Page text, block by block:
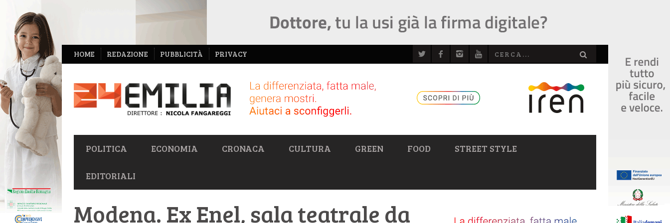
NAVIGAZIONE
SECONDARIA
HOME REDAZIONE PUBBLICITÀ PRIVACY
NAVIGAZIONE
PRIMARIA
POLITICA ECONOMIA CRONACA CULTURA GREEN FOOD STREET STYLE
EDITORIALI
Modena. Ex Enel, sala teatrale da